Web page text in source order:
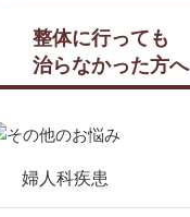
整体に行っても
治らなかった方へ
婦人科疾患